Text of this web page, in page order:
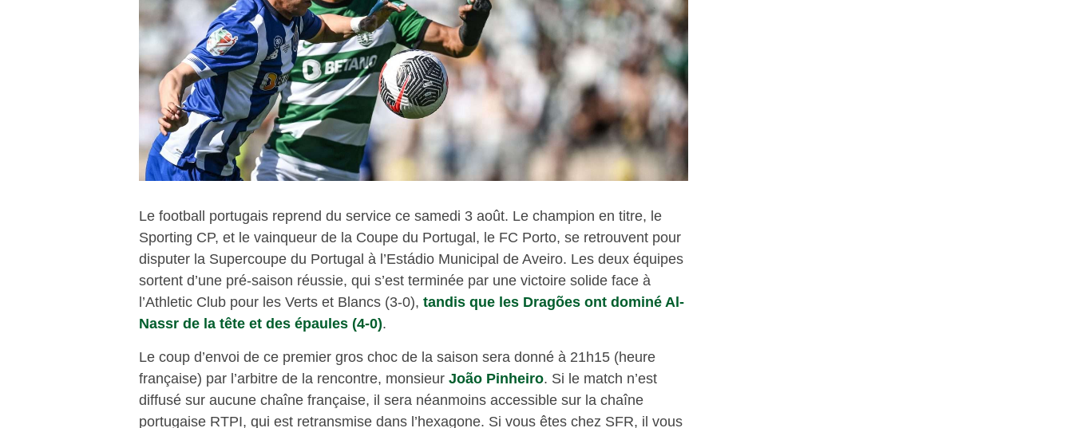
Le football portugais reprend du service ce samedi 3 août. Le champion en titre, le
Sporting CP, et le vainqueur de la Coupe du Portugal, le FC Porto, se retrouvent pour
disputer la Supercoupe du Portugal à l’Estádio Municipal de Aveiro. Les deux équipes
sortent d’une pré-saison réussie, qui s’est terminée par une victoire solide face à
l’Athletic Club pour les Verts et Blancs (3-0), tandis que les Dragões ont dominé Al-
Nassr de la tête et des épaules (4-0).
Le coup d’envoi de ce premier gros choc de la saison sera donné à 21h15 (heure
française) par l’arbitre de la rencontre, monsieur João Pinheiro. Si le match n’est
diffusé sur aucune chaîne française, il sera néanmoins accessible sur la chaîne
portugaise RTPI, qui est retransmise dans l’hexagone. Si vous êtes chez SFR, il vous